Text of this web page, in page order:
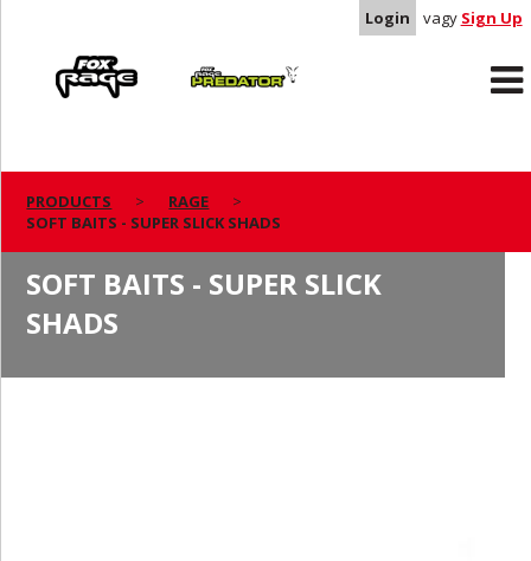
Login vagy Sign Up
Predator
PRODUCTS
RAGE
SOFT BAITS - SUPER SLICK SHADS
SOFT BAITS - SUPER SLICK
SHADS